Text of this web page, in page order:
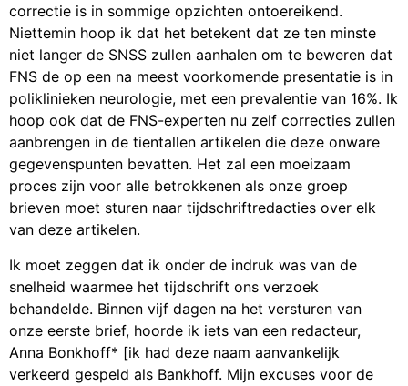
correctie is in sommige opzichten ontoereikend.
Niettemin hoop ik dat het betekent dat ze ten minste
niet langer de SNSS zullen aanhalen om te beweren dat
FNS de op een na meest voorkomende presentatie is in
poliklinieken neurologie, met een prevalentie van 16%. Ik
hoop ook dat de FNS-experten nu zelf correcties zullen
aanbrengen in de tientallen artikelen die deze onware
gegevenspunten bevatten. Het zal een moeizaam
proces zijn voor alle betrokkenen als onze groep
brieven moet sturen naar tijdschriftredacties over elk
van deze artikelen.
Ik moet zeggen dat ik onder de indruk was van de
snelheid waarmee het tijdschrift ons verzoek
behandelde. Binnen vijf dagen na het versturen van
onze eerste brief, hoorde ik iets van een redacteur,
Anna Bonkhoff* [ik had deze naam aanvankelijk
verkeerd gespeld als Bankhoff. Mijn excuses voor de